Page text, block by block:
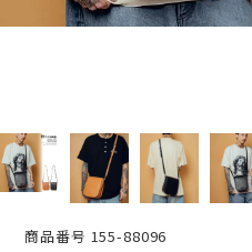
商品番号 155-88096